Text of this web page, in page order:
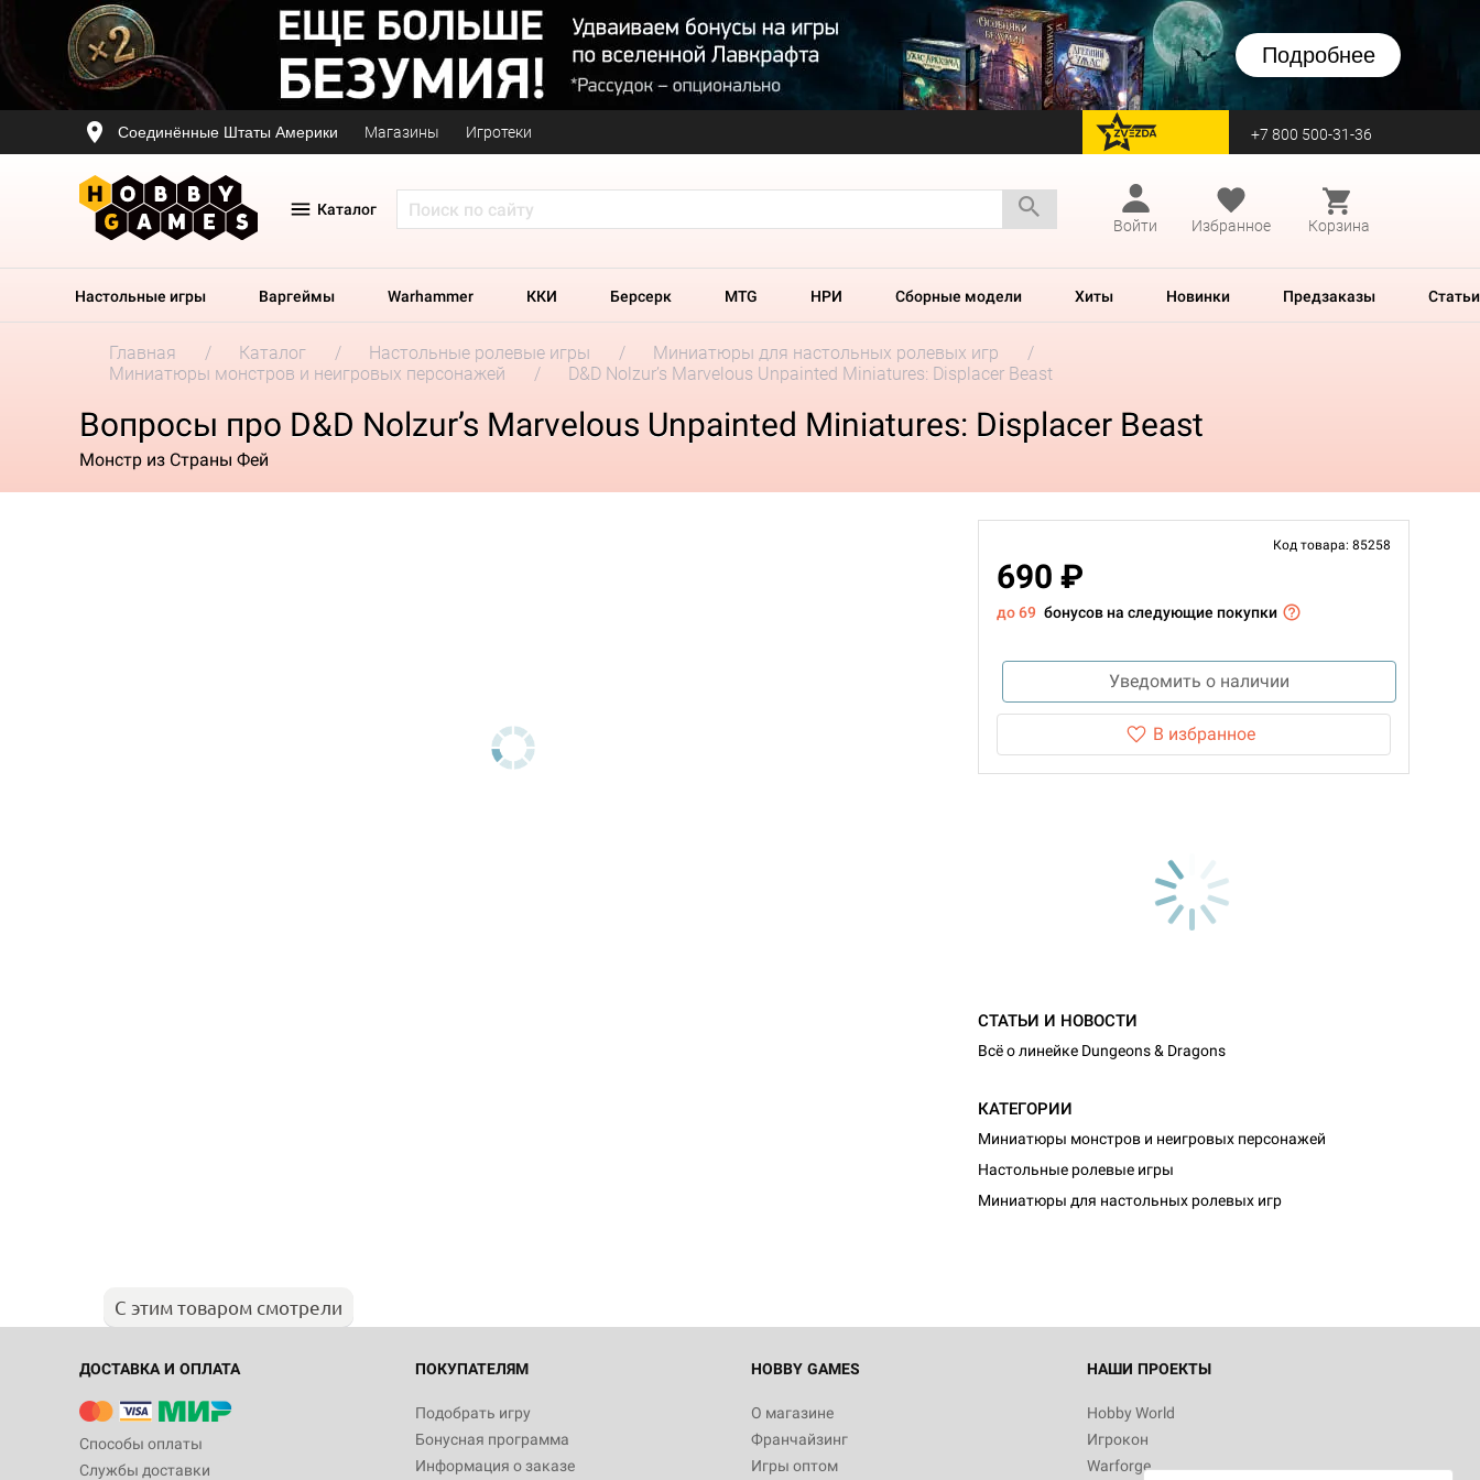
Подробнее
Соединённые Штаты Америки Магазины Игротеки перейти на Zvezda +7 800 500-31-36
Каталог
Войти
Избранное Корзина
Настольные игры Варгеймы Warhammer ККИ Берсерк MTG НРИ Сборные модели Хиты Новинки Предзаказы Статьи
Главная Каталог Настольные ролевые игры
Миниатюры для настольных ролевых игр
Миниатюры монстров и неигровых персонажей
D&D Nolzur’s Marvelous Unpainted Miniatures: Displacer Beast
Вопросы про D&D Nolzur’s Marvelous Unpainted Miniatures: Displacer Beast
Монстр из Страны Фей
Код товара: 85258
690 ₽
до 69 бонусов на следующие покупки
Уведомить о наличии
В избранное
СТАТЬИ И НОВОСТИ
Всё о линейке Dungeons & Dragons
КАТЕГОРИИ
Миниатюры монстров и неигровых персонажей
Настольные ролевые игры
Миниатюры для настольных ролевых игр
С этим товаром смотрели
ДОСТАВКА И ОПЛАТА
Способы оплаты
Службы доставки
ПОКУПАТЕЛЯМ
Подобрать игру
Бонусная программа
Информация о заказе
HOBBY GAMES
О магазине
Франчайзинг
Игры оптом
НАШИ ПРОЕКТЫ
Hobby World
Игрокон
Warforge